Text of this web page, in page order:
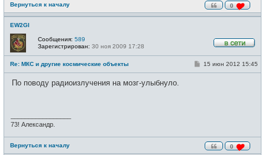
0
Вернуться к началу
EW2GI
с
е
т
Сообщения: 589
Зарегистрирован: 30 ноя 2009 17:28
Re: МКС и другие космические объекты
0
С15 июн 2012 15:45
По поводу радиоизлучения на мозг-улыбнуло.
73! Александр.
Вернуться к началу